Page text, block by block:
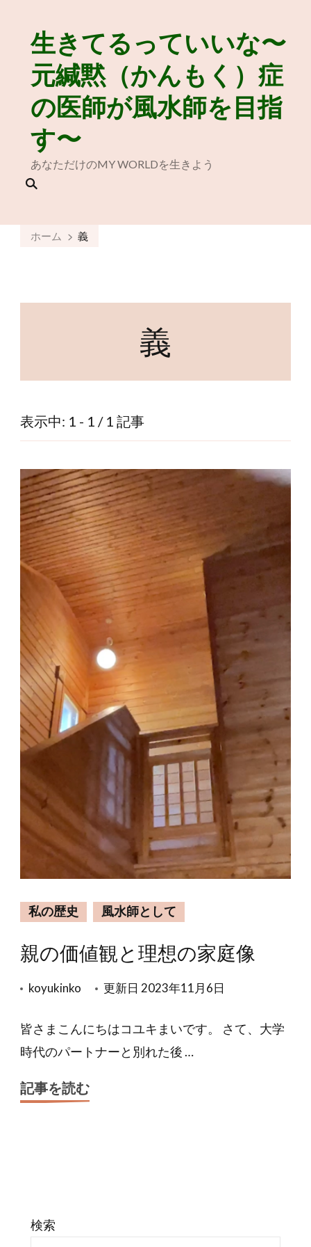
生きてるっていいな〜
元緘黙（かんもく）症
の医師が風水師を目指
す〜
あなただけのMY WORLDを生きよう
ホーム 義
義
表示中: 1 - 1 / 1 記事
私の歴史 風水師として
親の価値観と理想の家庭像
koyukinko 更新日 2023年11月6日
皆さまこんにちはコユキまいです。 さて、大学
時代のパートナーと別れた後 …
記事を読む
検索